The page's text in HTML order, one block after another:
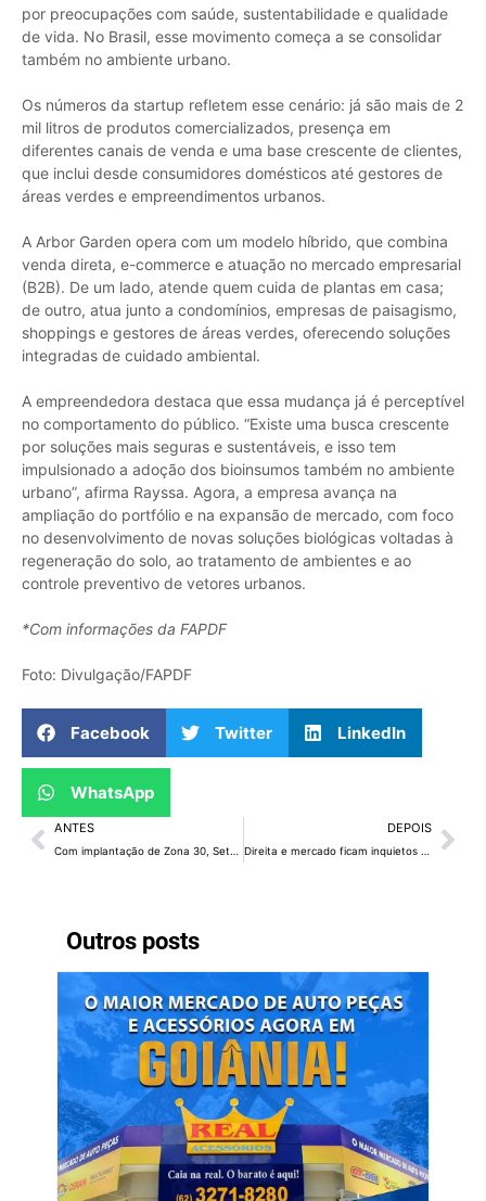
Outros posts
por preocupações com saúde, sustentabilidade e qualidade
de vida. No Brasil, esse movimento começa a se consolidar
também no ambiente urbano.
Os números da startup refletem esse cenário: já são mais de 2
mil litros de produtos comercializados, presença em
diferentes canais de venda e uma base crescente de clientes,
que inclui desde consumidores domésticos até gestores de
áreas verdes e empreendimentos urbanos.
A Arbor Garden opera com um modelo híbrido, que combina
venda direta, e-commerce e atuação no mercado empresarial
(B2B). De um lado, atende quem cuida de plantas em casa;
de outro, atua junto a condomínios, empresas de paisagismo,
shoppings e gestores de áreas verdes, oferecendo soluções
integradas de cuidado ambiental.
A empreendedora destaca que essa mudança já é perceptível
no comportamento do público. “Existe uma busca crescente
por soluções mais seguras e sustentáveis, e isso tem
impulsionado a adoção dos bioinsumos também no ambiente
urbano”, afirma Rayssa. Agora, a empresa avança na
ampliação do portfólio e na expansão de mercado, com foco
no desenvolvimento de novas soluções biológicas voltadas à
regeneração do solo, ao tratamento de ambientes e ao
controle preventivo de vetores urbanos.
*Com informações da FAPDF
Foto: Divulgação/FAPDF
Facebook Twitter LinkedIn
WhatsApp
ANTES DEPOIS